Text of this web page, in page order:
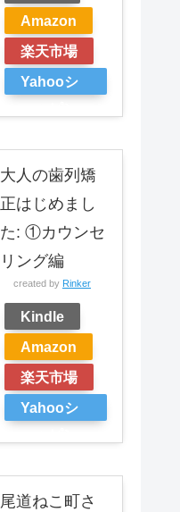
Amazon
楽天市場
Yahooシ
大人の歯列矯
正はじめまし
た: ①カウンセ
リング編
created by Rinker
Kindle
Amazon
楽天市場
Yahooシ
尾道ねこ町さ